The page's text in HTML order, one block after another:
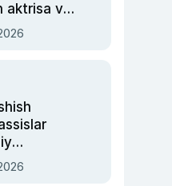
aktrisa va
xavotir